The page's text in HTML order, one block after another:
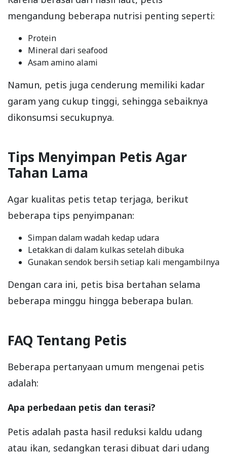
mengandung beberapa nutrisi penting seperti:
Protein
Mineral dari seafood
Asam amino alami
Namun, petis juga cenderung memiliki kadar
garam yang cukup tinggi, sehingga sebaiknya
dikonsumsi secukupnya.
Tips Menyimpan Petis Agar
Tahan Lama
Agar kualitas petis tetap terjaga, berikut
beberapa tips penyimpanan:
Simpan dalam wadah kedap udara
Letakkan di dalam kulkas setelah dibuka
Gunakan sendok bersih setiap kali mengambilnya
Dengan cara ini, petis bisa bertahan selama
beberapa minggu hingga beberapa bulan.
FAQ Tentang Petis
Beberapa pertanyaan umum mengenai petis
adalah:
Apa perbedaan petis dan terasi?
Petis adalah pasta hasil reduksi kaldu udang
atau ikan, sedangkan terasi dibuat dari udang